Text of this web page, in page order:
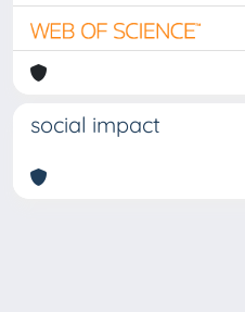
social impact